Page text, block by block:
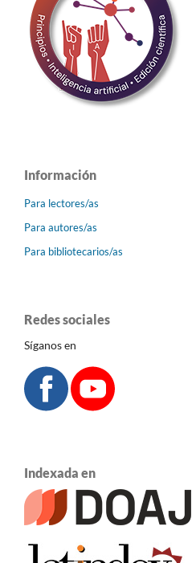
Información
Para lectores/as
Para autores/as
Para bibliotecarios/as
Redes sociales
Síganos en
Indexada en